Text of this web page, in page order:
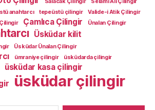
anahtarcı tepeüstü çilingir
Valide-i Atik Çilingir
Çamlıca Çilingir Ünalan Çilingir
Üsküdar kilit
Üsküdar Ünalan Çilingir
ümraniye çilingir üsküdarda çilingir
üsküdar kasa çilingir
üsküdar çilingir